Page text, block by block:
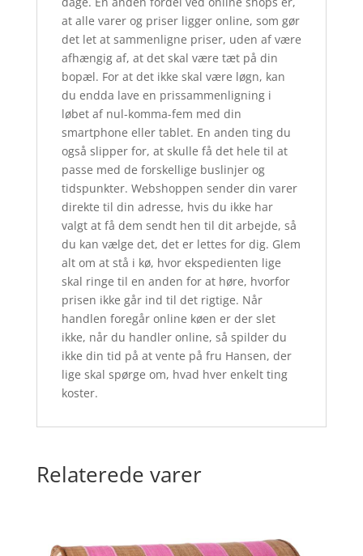
at alle varer og priser ligger online, som gør
det let at sammenligne priser, uden af være
afhængig af, at det skal være tæt på din
bopæl. For at det ikke skal være løgn, kan
du endda lave en prissammenligning i
løbet af nul-komma-fem med din
smartphone eller tablet. En anden ting du
også slipper for, at skulle få det hele til at
passe med de forskellige buslinjer og
tidspunkter. Webshoppen sender din varer
direkte til din adresse, hvis du ikke har
valgt at få dem sendt hen til dit arbejde, så
du kan vælge det, det er lettes for dig. Glem
alt om at stå i kø, hvor ekspedienten lige
skal ringe til en anden for at høre, hvorfor
prisen ikke går ind til det rigtige. Når
handlen foregår online køen er der slet
ikke, når du handler online, så spilder du
ikke din tid på at vente på fru Hansen, der
lige skal spørge om, hvad hver enkelt ting
koster.
Relaterede varer